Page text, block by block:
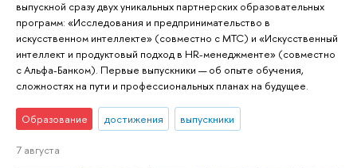
выпускной сразу двух уникальных партнерских образовательных
программ: «Исследования и предпринимательство в
искусственном интеллекте» (совместно с МТС) и «Искусственный
интеллект и продуктовый подход в HR-менеджменте» (совместно
с Альфа-Банком). Первые выпускники — об опыте обучения,
сложностях на пути и профессиональных планах на будущее.
Образование достижения выпускники
7 августа